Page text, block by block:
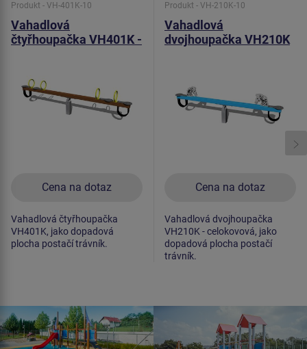
Produkt - VH-401K-10
Vahadlová
čtyřhoupačka VH401K -
Cena na dotaz
Vahadlová čtyřhoupačka
VH401K, jako dopadová
plocha postačí trávník.
Produkt - VH-210K-10
Vahadlová
dvojhoupačka VH210K
Cena na dotaz
Vahadlová dvojhoupačka
VH210K - celokovová, jako
dopadová plocha postačí
trávník.